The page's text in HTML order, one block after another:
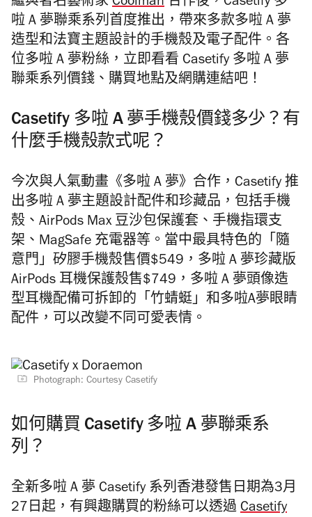
繼與著名藝術家 Coolman 合作後，Casetify 多
啦 A 夢聯乘系列首度推出，帶來多款多啦 A 夢
造型和法寶主題設計的手機殼及電子配件。各
位多啦 A 夢粉絲，立即看看 Casetify 多啦 A 夢
聯乘系列價錢、購買地點及網購連結吧！
Casetify 多啦 A 夢手機殼價錢多少？有
什麼手機殼款式呢？
今次與人氣動畫《多啦 A 夢》合作，Casetify 推
出多啦 A 夢主題設計配件和珍藏品，包括手機
殼、AirPods Max 豆沙包保護套、手機指環支
架、MagSafe 充電器等。當中最具特色的「隨
意門」矽膠手機殼售價$549，多啦 A 夢珍藏版
AirPods 耳機保護殼售$749，多啦 A 夢頭像造
型耳機配備可拆卸的「竹蜻蜓」和多啦A夢眼睛
配件，可以改變不同可愛表情。
Photograph: Courtesy Casetify
如何購買 Casetify 多啦 A 夢聯乘系
列？
全新多啦 A 夢 Casetify 系列香港發售日期為3月
27日起，有興趣購買的粉絲可以透過 Casetify